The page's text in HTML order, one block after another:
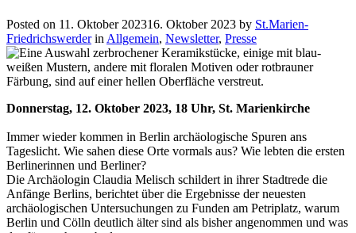
Posted on 11. Oktober 202316. Oktober 2023 by St.Marien-
Friedrichswerderin Allgemein, Newsletter, Presse
Donnerstag, 12. Oktober 2023, 18 Uhr, St. Marienkirche
Immer wieder kommen in Berlin archäologische Spuren ans
Tageslicht. Wie sahen diese Orte vormals aus? Wie lebten die ersten
Berlinerinnen und Berliner?
Die Archäologin Claudia Melisch schildert in ihrer Stadtrede die
Anfänge Berlins, berichtet über die Ergebnisse der neuesten
archäologischen Untersuchungen zu Funden am Petriplatz, warum
Berlin und Cölln deutlich älter sind als bisher angenommen und was